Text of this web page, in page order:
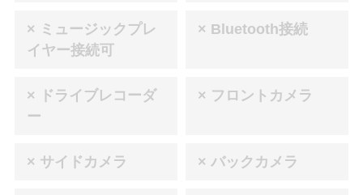
× ミュージックプレ
イヤー接続可
× Bluetooth接続
× ドライブレコーダ
ー
× フロントカメラ
× サイドカメラ × バックカメラ